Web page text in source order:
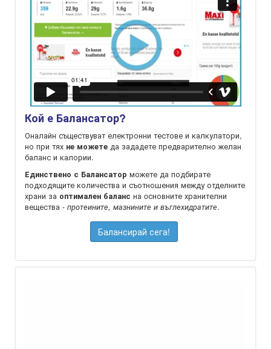
Кой е Балансатор?
Оналайн съществуват електронни тестове и калкулатори,
но при тях не можете да зададете предварително желан
баланс и калории.
Единствено с Балансатор можете да подбирате
подходящите количества и съотношения между отделните
храни за оптимален баланс на oсновните хранителни
вещества - протеините, мазнините и въглехидратите.
Балансирай сега!